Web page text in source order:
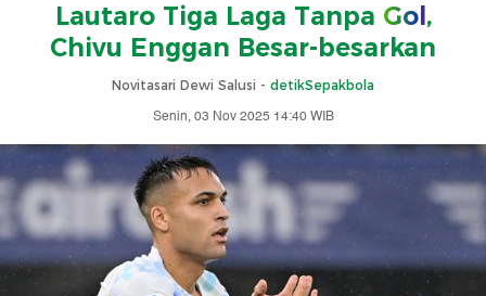
Lautaro Tiga Laga Tanpa Gol ,
Chivu Enggan Besar-besarkan
Novitasari Dewi Salusi - detikSepakbola
Senin, 03 Nov 2025 14:40 WIB